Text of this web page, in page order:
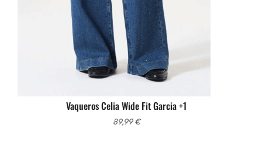
Vaqueros Celia Wide Fit Garcia +1
89,99€